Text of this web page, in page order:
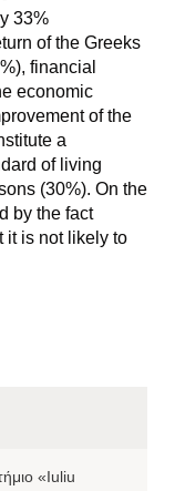
33%
of the Greeks
financial
economic
of the
a
of living
(30%). On the
by the fact
it is not likely to
«Iuliu